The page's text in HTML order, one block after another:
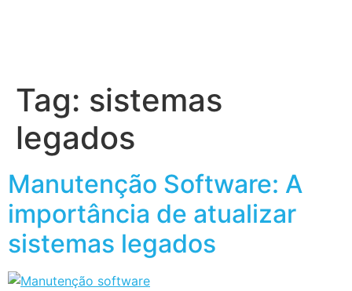
Tag: sistemas
legados
Manutenção Software: A
importância de atualizar
sistemas legados